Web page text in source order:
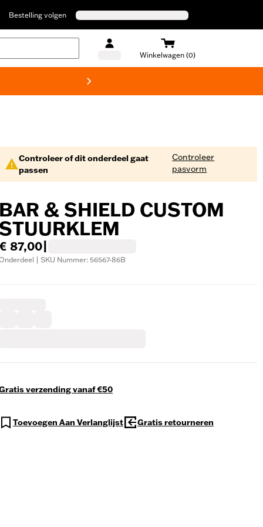
Bestelling volgen
Winkelwagen (0)
Controleer of dit onderdeel gaat
passen
Controleer
pasvorm
& SHIELD CUSTOM
87,00
| SKU Nummer: 56567-86B
verzending vanaf €50
Toevoegen Aan Verlanglijst Gratis retourneren